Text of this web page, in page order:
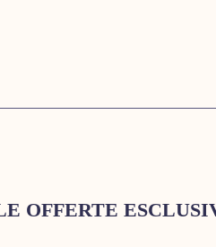
OFFERTE